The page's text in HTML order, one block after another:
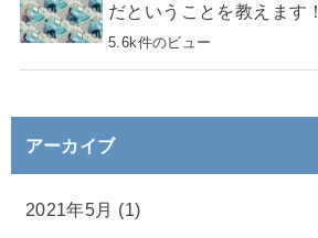
だということを教えます！
5.6k件のビュー
アーカイブ
2021年5月 (1)